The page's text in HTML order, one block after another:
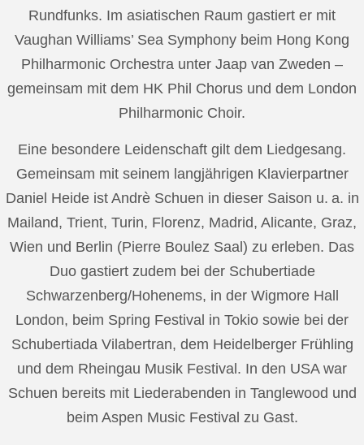
Rundfunks. Im asiatischen Raum gastiert er mit
Vaughan Williams’ Sea Symphony beim Hong Kong
Philharmonic Orchestra unter Jaap van Zweden –
gemeinsam mit dem HK Phil Chorus und dem London
Philharmonic Choir.
Eine besondere Leidenschaft gilt dem Liedgesang.
Gemeinsam mit seinem langjährigen Klavierpartner
Daniel Heide ist Andrè Schuen in dieser Saison u. a. in
Mailand, Trient, Turin, Florenz, Madrid, Alicante, Graz,
Wien und Berlin (Pierre Boulez Saal) zu erleben. Das
Duo gastiert zudem bei der Schubertiade
Schwarzenberg/Hohenems, in der Wigmore Hall
London, beim Spring Festival in Tokio sowie bei der
Schubertiada Vilabertran, dem Heidelberger Frühling
und dem Rheingau Musik Festival. In den USA war
Schuen bereits mit Liederabenden in Tanglewood und
beim Aspen Music Festival zu Gast.